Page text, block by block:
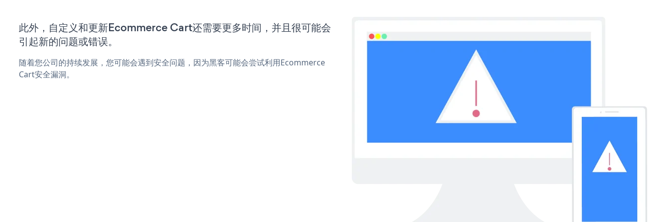
此外，自定义和更新Ecommerce Cart还需要更多时间，并且很可能会
引起新的问题或错误。
随着您公司的持续发展，您可能会遇到安全问题，因为黑客可能会尝试利用Ecommerce
Cart安全漏洞。